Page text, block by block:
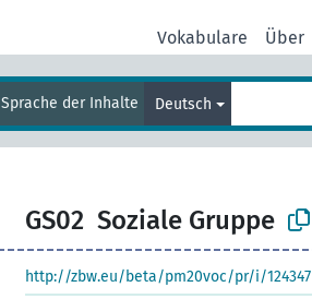
Vokabulare Über
Sprache der Inhalte Deutsch
GS02 Soziale Gruppe
http://zbw.eu/beta/pm20voc/pr/i/124347